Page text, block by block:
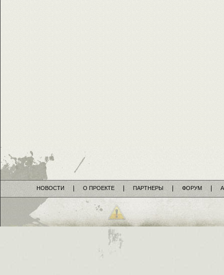
НОВОСТИ О ПРОЕКТЕ ПАРТНЕРЫ ФОРУМ